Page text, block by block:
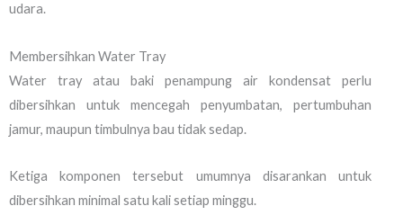
udara.
Membersihkan Water Tray
Water tray atau baki penampung air kondensat perlu
dibersihkan untuk mencegah penyumbatan, pertumbuhan
jamur, maupun timbulnya bau tidak sedap.
Ketiga komponen tersebut umumnya disarankan untuk
dibersihkan minimal satu kali setiap minggu.